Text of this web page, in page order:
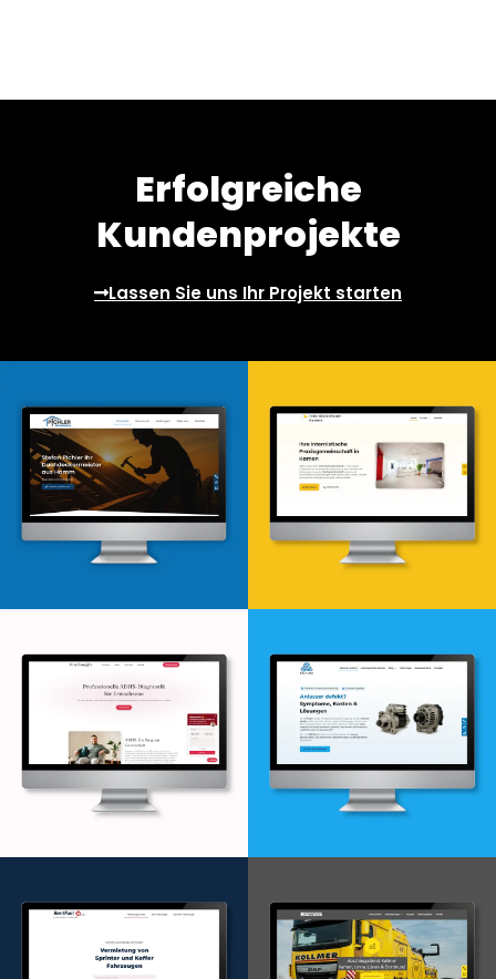
Erfolgreiche
Kundenprojekte
Lassen Sie uns Ihr Projekt starten
Webdesign & -entwicklung Webdesign & -entwicklung
Webdesign & -entwicklung Webdesign & -entwicklung